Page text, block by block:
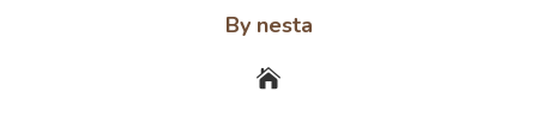
By nesta